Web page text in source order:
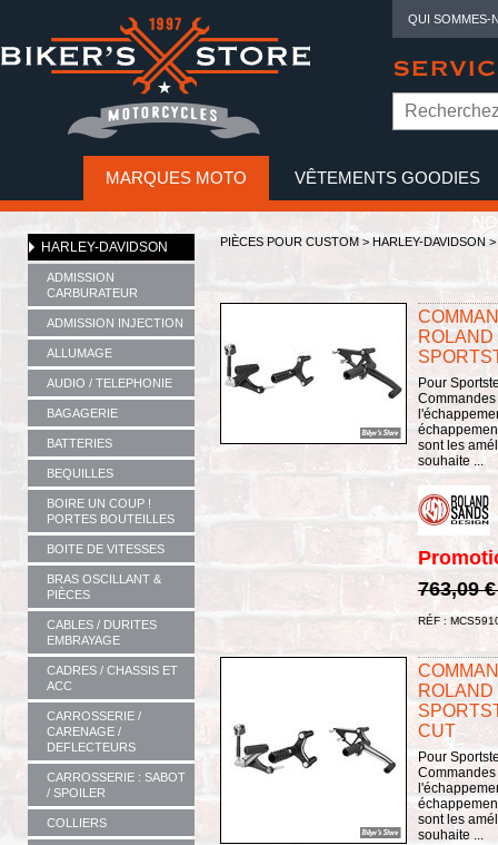
QUI SOMMES-
MARQUES MOTO VÊTEMENTS GOODIES
HARLEY-DAVIDSON
ADMISSION
CARBURATEUR
ADMISSION INJECTION
ALLUMAGE
AUDIO / TELEPHONIE
BAGAGERIE
BATTERIES
BEQUILLES
BOIRE UN COUP !
PORTES BOUTEILLES
BOITE DE VITESSES
BRAS OSCILLANT &
PIÈCES
CABLES / DURITES
EMBRAYAGE
CADRES / CHASSIS ET
ACC
CARROSSERIE /
CARENAGE /
DEFLECTEURS
CARROSSERIE : SABOT
/ SPOILER
COLLIERS
PIÈCES POUR CUSTOM > HARLEY-DAVIDSON >
ROLAND
Pour
sont les
souhaite ...
763,09
RÉF :
CUT
Pour
sont les
souhaite ...